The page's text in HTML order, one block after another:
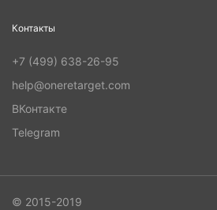
Контакты
+7 (499) 638-26-95
help@oneretarget.com
ВКонтакте
Telegram
© 2015-2019